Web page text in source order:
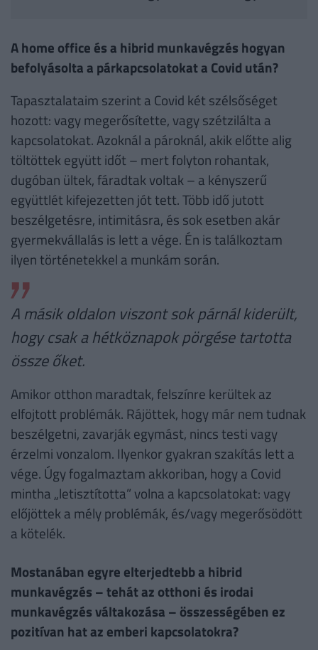
A home office és a hibrid munkavégzés hogyan
befolyásolta a párkapcsolatokat a Covid után?
Tapasztalataim szerint a Covid két szélsőséget
hozott: vagy megerősítette, vagy szétzilálta a
kapcsolatokat. Azoknál a pároknál, akik előtte alig
töltöttek együtt időt – mert folyton rohantak,
dugóban ültek, fáradtak voltak – a kényszerű
együttlét kifejezetten jót tett. Több idő jutott
beszélgetésre, intimitásra, és sok esetben akár
gyermekvállalás is lett a vége. Én is találkoztam
ilyen történetekkel a munkám során.
A másik oldalon viszont sok párnál kiderült,
hogy csak a hétköznapok pörgése tartotta
össze őket.
Amikor otthon maradtak, felszínre kerültek az
elfojtott problémák. Rájöttek, hogy már nem tudnak
beszélgetni, zavarják egymást, nincs testi vagy
érzelmi vonzalom. Ilyenkor gyakran szakítás lett a
vége. Úgy fogalmaztam akkoriban, hogy a Covid
mintha „letisztította” volna a kapcsolatokat: vagy
előjöttek a mély problémák, és/vagy megerősödött
a kötelék.
Mostanában egyre elterjedtebb a hibrid
munkavégzés – tehát az otthoni és irodai
munkavégzés váltakozása – összességében ez
pozitívan hat az emberi kapcsolatokra?